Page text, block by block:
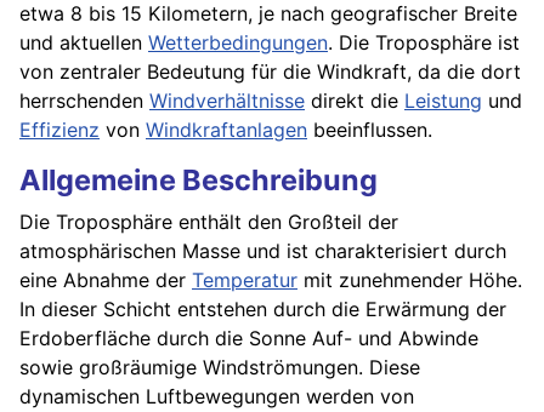
etwa 8 bis 15 Kilometern, je nach geografischer Breite
und aktuellen Wetterbedingungen. Die Troposphäre ist
von zentraler Bedeutung für die Windkraft, da die dort
herrschenden Windverhältnisse direkt die Leistung und
Effizienz von Windkraftanlagen beeinflussen.
Allgemeine Beschreibung
Die Troposphäre enthält den Großteil der
atmosphärischen Masse und ist charakterisiert durch
eine Abnahme der Temperatur mit zunehmender Höhe.
In dieser Schicht entstehen durch die Erwärmung der
Erdoberfläche durch die Sonne Auf- und Abwinde
sowie großräumige Windströmungen. Diese
dynamischen Luftbewegungen werden von